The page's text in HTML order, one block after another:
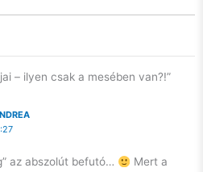
a B oldal kezdődik. Magam is meg
következő 10 évben mire leszek
– ilyen csak a mesében van?!”
az abszolút befutó…
Mert a